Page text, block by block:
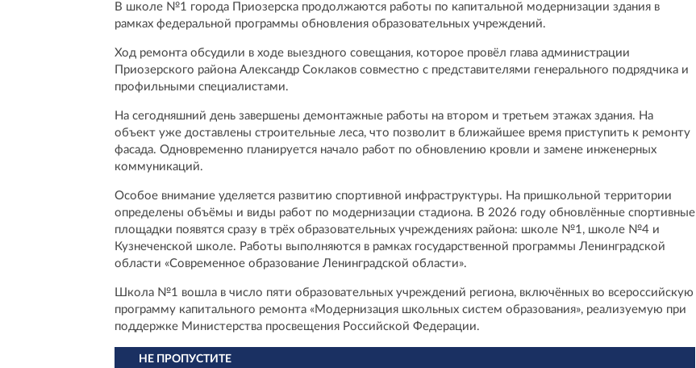
В школе №1 города Приозерска продолжаются работы по капитальной модернизации здания в
рамках федеральной программы обновления образовательных учреждений.
Ход ремонта обсудили в ходе выездного совещания, которое провёл глава администрации
Приозерского района Александр Соклаков совместно с представителями генерального подрядчика и
профильными специалистами.
На сегодняшний день завершены демонтажные работы на втором и третьем этажах здания. На
объект уже доставлены строительные леса, что позволит в ближайшее время приступить к ремонту
фасада. Одновременно планируется начало работ по обновлению кровли и замене инженерных
коммуникаций.
Особое внимание уделяется развитию спортивной инфраструктуры. На пришкольной территории
определены объёмы и виды работ по модернизации стадиона. В 2026 году обновлённые спортивные
площадки появятся сразу в трёх образовательных учреждениях района: школе №1, школе №4 и
Кузнеченской школе. Работы выполняются в рамках государственной программы Ленинградской
области «Современное образование Ленинградской области».
Школа №1 вошла в число пяти образовательных учреждений региона, включённых во всероссийскую
программу капитального ремонта «Модернизация школьных систем образования», реализуемую при
поддержке Министерства просвещения Российской Федерации.
НЕ ПРОПУСТИТЕ